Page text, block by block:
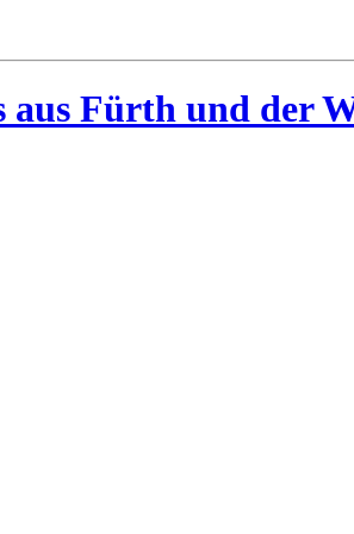
aus Fürth und der